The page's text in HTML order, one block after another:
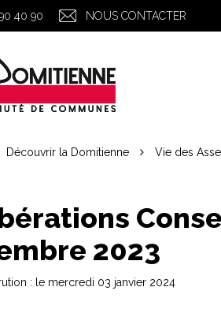
40 90 NOUS CONTACTER
Découvrir la Domitienne Vie des
2023
: le mercredi 03 janvier 2024